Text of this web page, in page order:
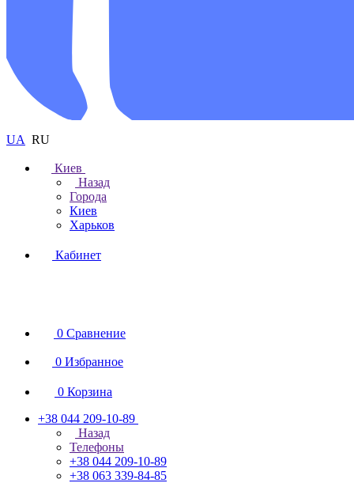
UA RU
Киев
Назад
Города
Киев
Харьков
Кабинет
0 Сравнение
0 Избранное
0 Корзина
+38 044 209-10-89
Назад
Телефоны
+38 044 209-10-89
+38 063 339-84-85